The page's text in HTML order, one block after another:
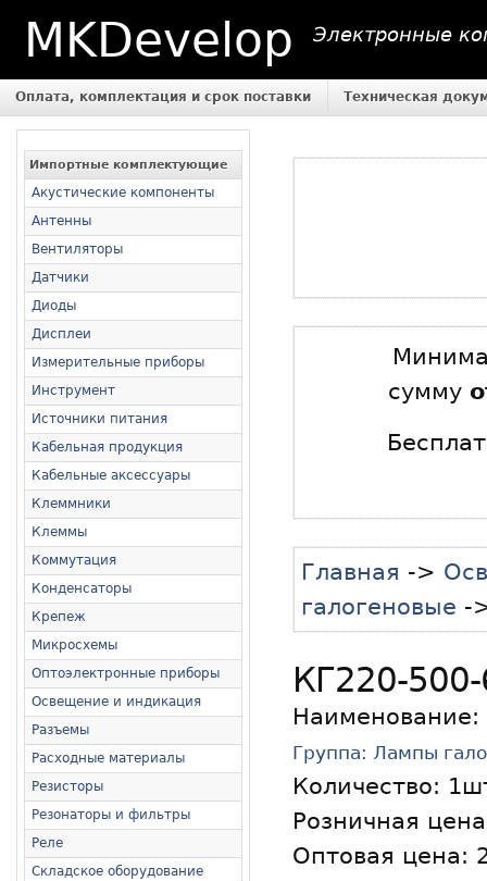
MKDevelop Электронные
Оплата, комплектация и срок поставки Техническая
Импортные комплектующие
Акустические компоненты
Антенны
Вентиляторы
Датчики
Диоды
Дисплеи
Измерительные приборы
Инструмент
Источники питания
Кабельная продукция
Кабельные аксессуары
Клеммники
Клеммы
Коммутация
Конденсаторы
Крепеж
Микросхемы
Оптоэлектронные приборы
Освещение и индикация
Разъемы
Расходные материалы
Резисторы
Резонаторы и фильтры
Реле
Складское оборудование
сумму
Главная ->
галогеновые -
КГ220-
Наименование:
Группа: Лампы
Количество:
Розничная
Оптовая цена: